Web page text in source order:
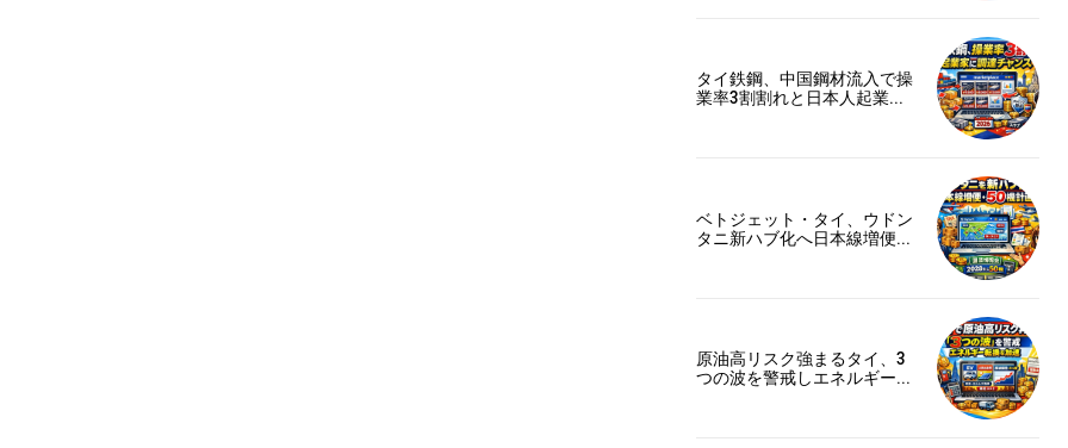
タイ鉄鋼、中国鋼材流入で操
業率3割割れと日本人起業...
ベトジェット・タイ、ウドン
タニ新ハブ化へ日本線増便...
原油高リスク強まるタイ、3
つの波を警戒しエネルギー...